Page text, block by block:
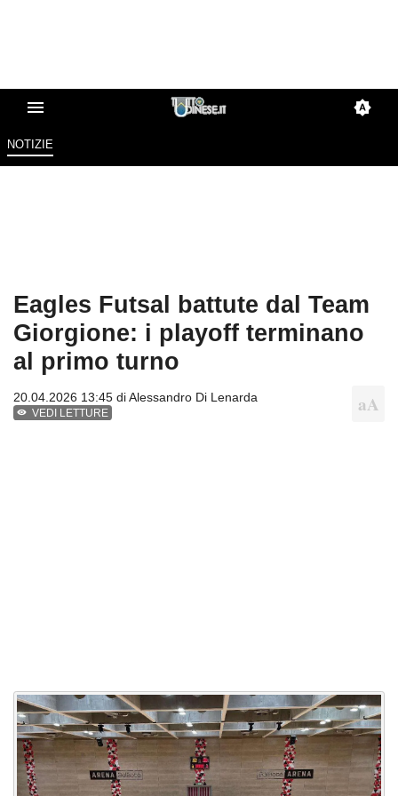
NOTIZIE
Eagles Futsal battute dal Team
Giorgione: i playoff terminano
al primo turno
20.04.2026 13:45 diAlessandro Di Lenarda
VEDI LETTURE